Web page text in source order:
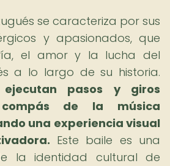
se caracteriza por sus
y apasionados, que
el amor y la lucha del
a lo largo de su historia.
ejecutan pasos y giros
de la música
una experiencia visual
Este baile es una
la identidad cultural de